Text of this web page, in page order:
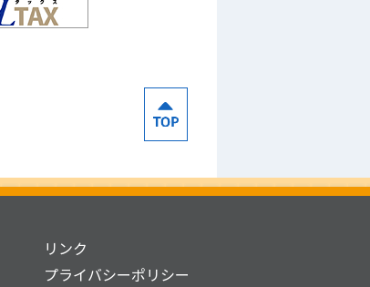
リンク
プライバシーポリシー